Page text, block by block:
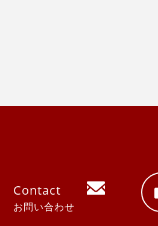
Contact
お問い合わせ